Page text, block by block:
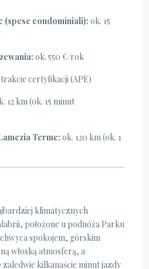
(spese condominiali): ok. 15
ok. 550 €/rok
certyfikacji (APE)
12 km (ok. 15 minut
Terme: ok. 120 km (ok. 1
klimatycznych
położone u podnóża Parku
spokojem, górskim
włoską atmosferą, a
zaledwie kilkanaście minut jazdy